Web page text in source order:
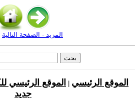
المزيد - الصفحة التالية
الموقع الرئيسي الموقع الرئيسي
جديد